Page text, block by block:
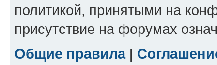
политикой, принятыми на
присутствие на форумах
Общие правила|